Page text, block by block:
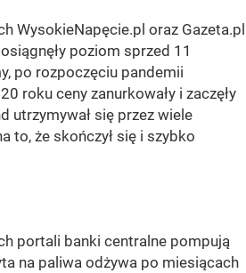
WysokieNapęcie.pl oraz Gazeta.pl
poziom sprzed 11
po rozpoczęciu pandemii
roku ceny zanurkowały i zaczęły
utrzymywał się przez wiele
to, że skończył się i szybko
portali banki centralne pompują
na paliwa odżywa po miesiącach